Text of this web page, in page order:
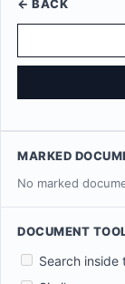
← BACK
MARKED
No marked
DOCUMENT
Search inside